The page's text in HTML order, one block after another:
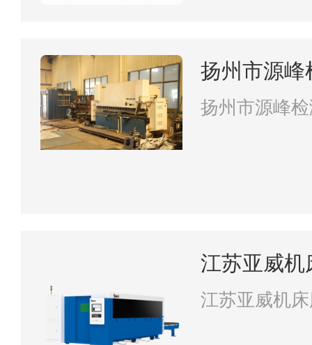
扬州市源峰
扬州市源峰
江苏亚威机
江苏亚威机